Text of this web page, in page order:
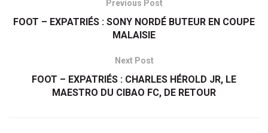
Previous Post
FOOT – EXPATRIÉS : SONY NORDÉ BUTEUR EN COUPE
MALAISIE
Next Post
FOOT – EXPATRIÉS : CHARLES HÉROLD JR, LE
MAESTRO DU CIBAO FC, DE RETOUR